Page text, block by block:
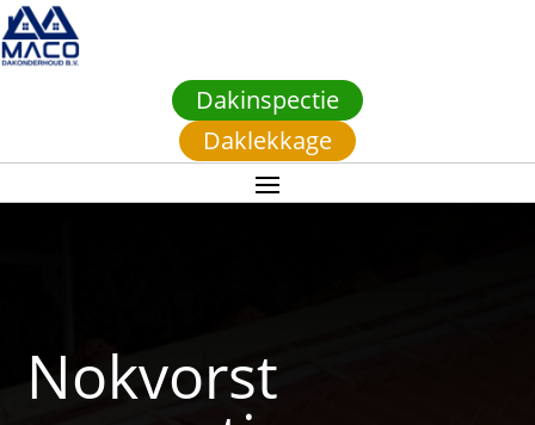
Dakinspectie
Daklekkage
Nokvorst